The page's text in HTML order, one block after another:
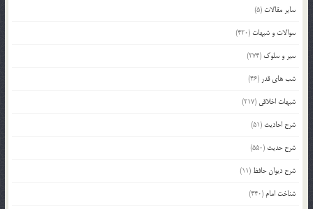
سایر مقالات (5)
سوالات و شبهات (420)
سیر و سلوک (274)
شب های قدر (46)
شبهات اخلاقی (217)
شرح احادیث (51)
شرح حدیث (550)
شرح دیوان حافظ (11)
شناخت امام (440)